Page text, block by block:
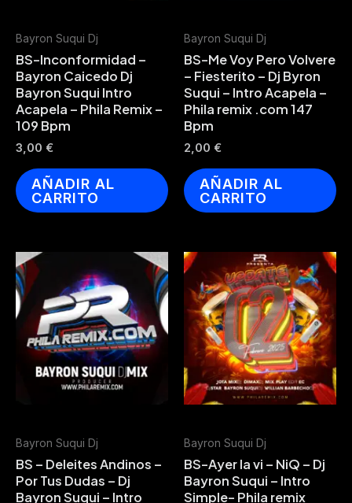
Bayron Suqui Dj
BS-Inconformidad –
Bayron Caicedo Dj
Bayron Suqui Intro
Acapela – Phila Remix –
109 Bpm
3,00 €
AÑADIR AL
CARRITO
Bayron Suqui Dj
BS-Me Voy Pero Volvere
– Fiesterito – Dj Byron
Suqui – Intro Acapela –
Phila remix .com 147
Bpm
2,00 €
AÑADIR AL
CARRITO
Bayron Suqui Dj
BS – Deleites Andinos –
Por Tus Dudas – Dj
Bayron Suqui – Intro
Bayron Suqui Dj
BS-Ayer la vi – NiQ – Dj
Bayron Suqui – Intro
Simple- Phila remix